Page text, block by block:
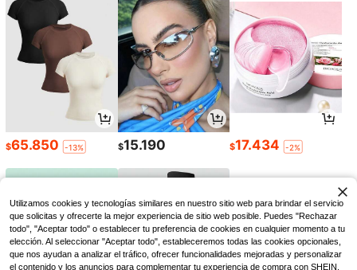
$65.850 -13% $15.190 $17.434 -2%
Utilizamos cookies y tecnologías similares en nuestro sitio web para brindar el servicio
que solicitas y ofrecerte la mejor experiencia de sitio web posible. Puedes "Rechazar
todo", "Aceptar todo" o establecer tu preferencia de cookies en cualquier momento a tu
elección. Al seleccionar "Aceptar todo", estableceremos todas las cookies opcionales,
que nos ayudan a analizar el tráfico, ofrecer funcionalidades mejoradas y personalizar
el contenido y los anuncios para complementar tu experiencia de compra con SHEIN.